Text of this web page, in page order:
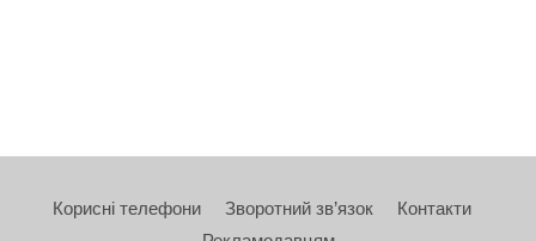
Корисні телефони Зворотний зв’язок
Контакти